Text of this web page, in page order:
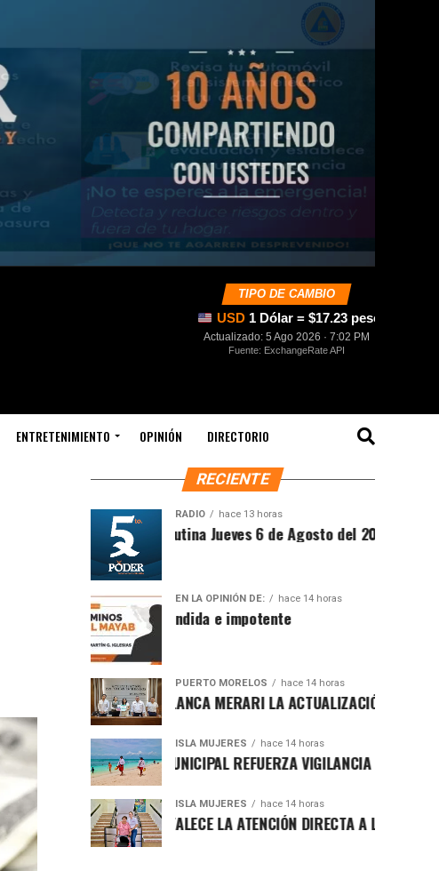
TIPO DE CAMBIO
USD 1 Dólar = $17.23 pesos
Actualizado: 5 Ago 2026 · 7:02 PM
Fuente: ExchangeRate API
ENTRETENIMIENTO OPINIÓN DIRECTORIO
RECIENTE
RADIO hace 13 horas
Síntesis Matutina Jueves 6 de Agosto del 2026
EN LA OPINIÓN DE: hace 14 horas
Sociedad ofendida e impotente
PUERTO MORELOS hace 14 horas
PRESENTA BLANCA MERARI LA ACTUALIZACIÓN DEL ATLAS
ISLA MUJERES hace 14 horas
GOBIERNO MUNICIPAL REFUERZA VIGILANCIA CON
ISLA MUJERES hace 14 horas
ATENEA FORTALECE LA ATENCIÓN DIRECTA A LAS FAMILIAS